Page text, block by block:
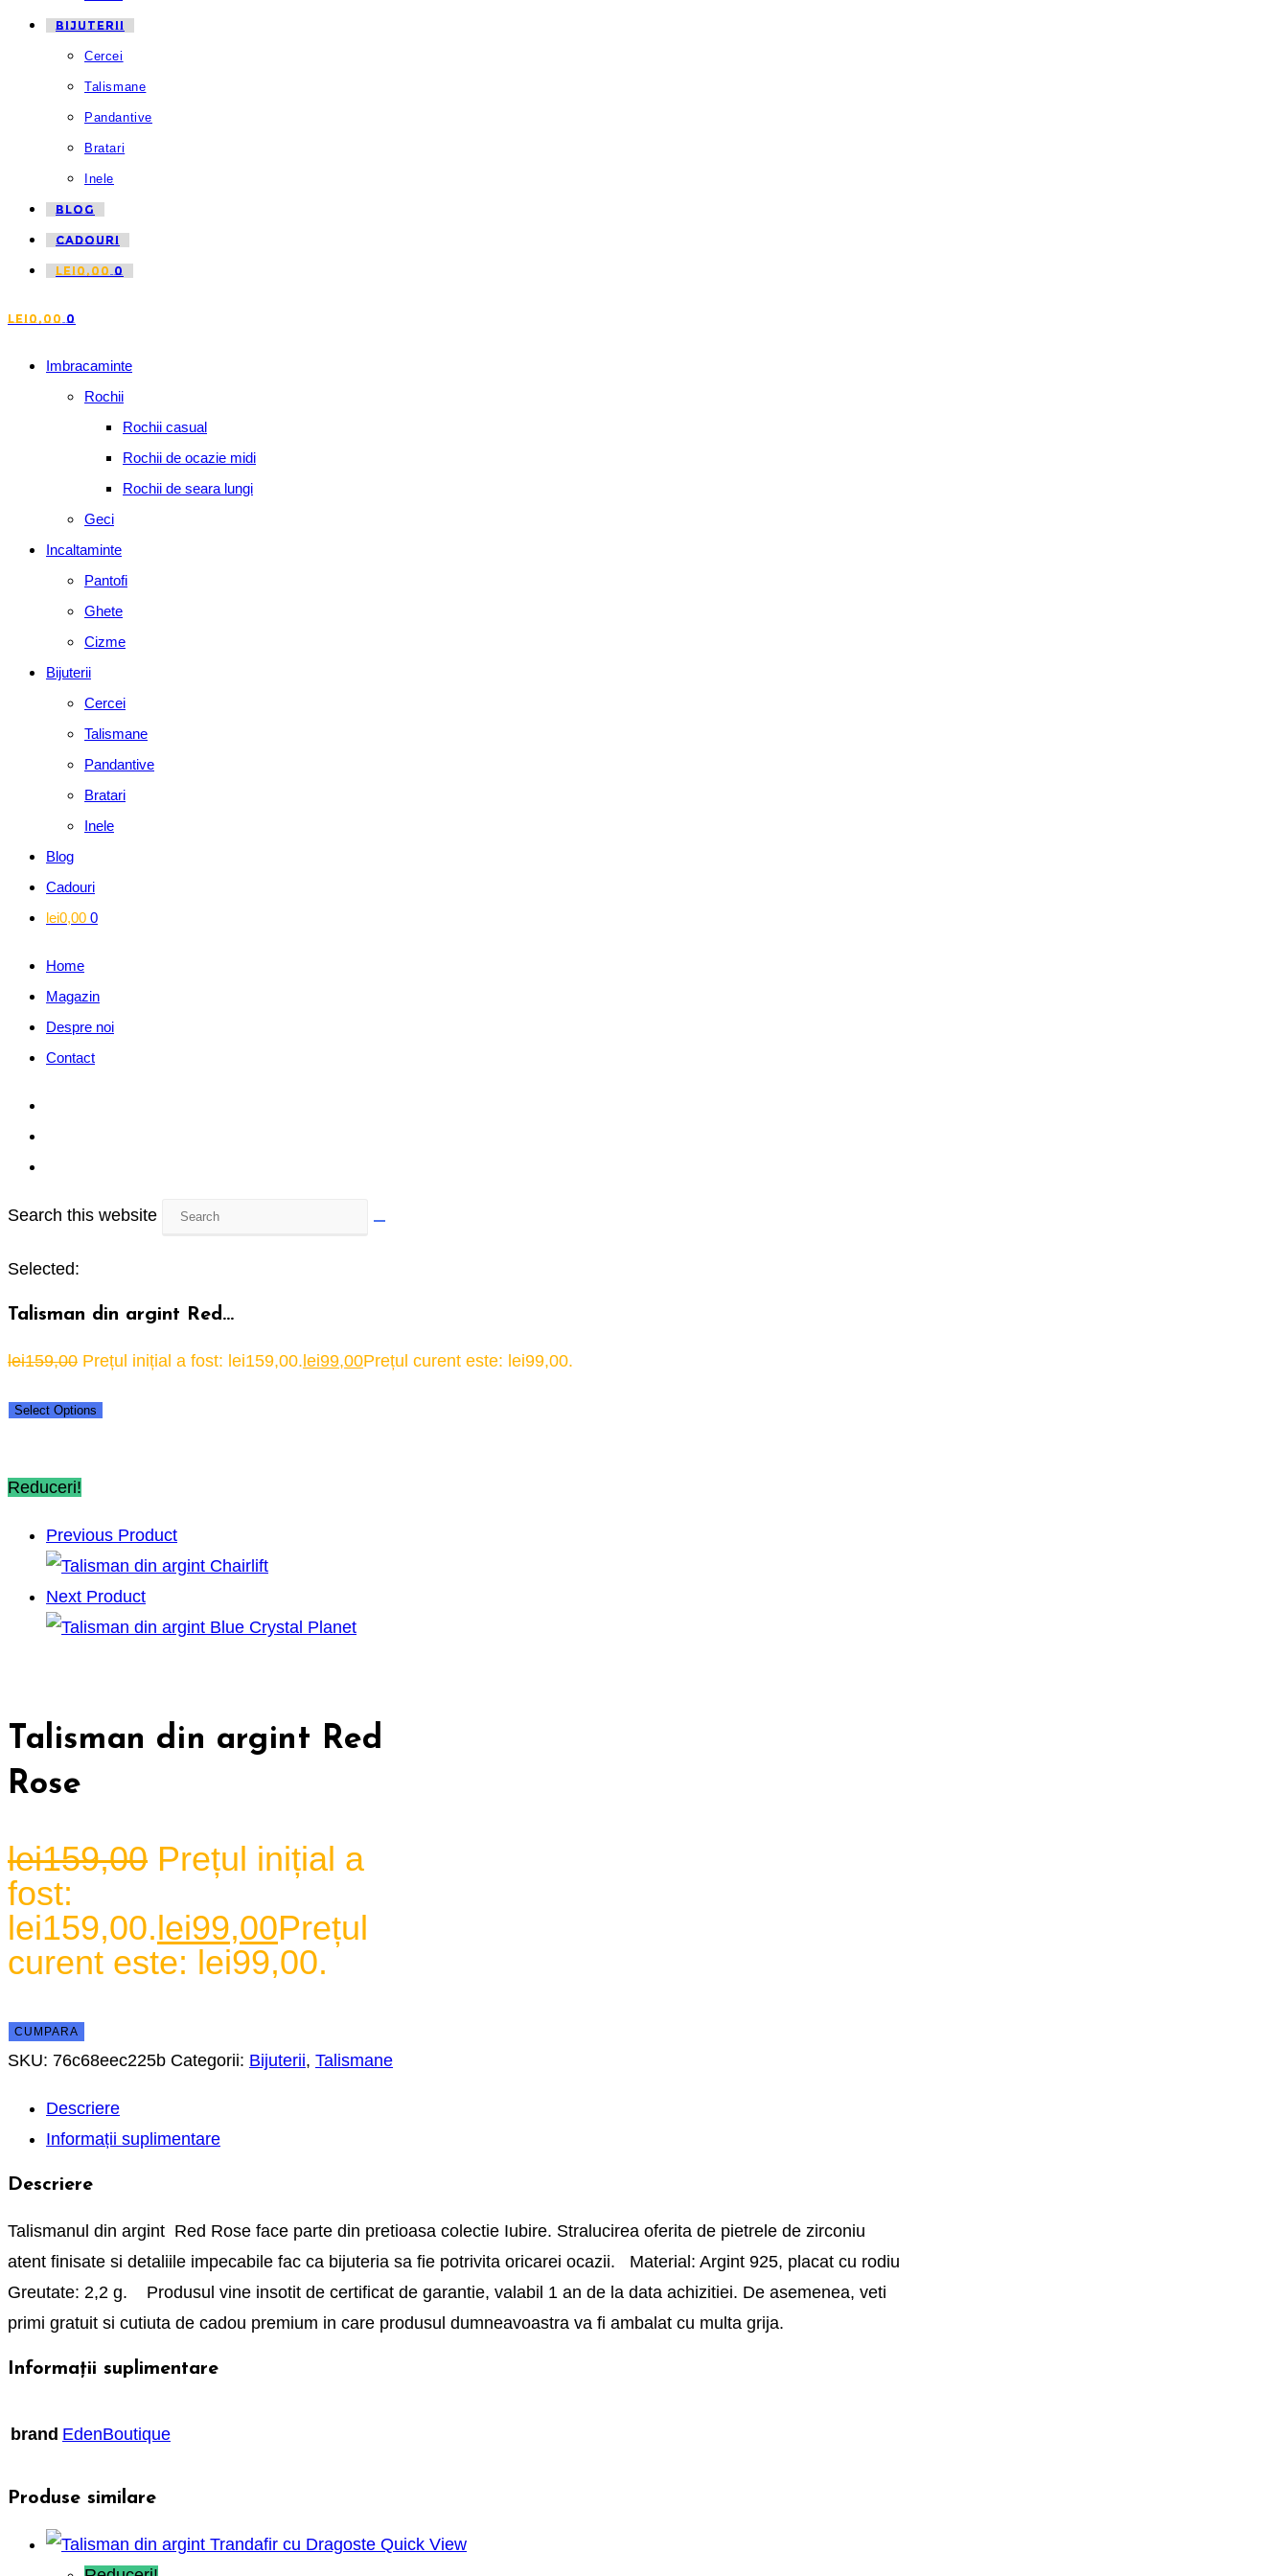
BIJUTERII
Cercei
Talismane
Pandantive
Bratari
Inele
BLOG
CADOURI
LEI0,00 0
LEI0,00 0
Imbracaminte
Rochii
Rochii casual
Rochii de ocazie midi
Rochii de seara lungi
Geci
Incaltaminte
Pantofi
Ghete
Cizme
Bijuterii
Cercei
Talismane
Pandantive
Bratari
Inele
Blog
Cadouri
lei0,00 0
Home
Magazin
Despre noi
Contact
Search this website
Selected:
Talisman din argint Red…
lei159,00 Prețul inițial a fost: lei159,00. lei99,00Prețul curent este: lei99,00.
Select Options
Reduceri!
Previous Product
Next Product
Talisman din argint Red
Rose
lei159,00 Prețul inițial a
fost:
lei159,00.lei99,00Prețul
curent este: lei99,00.
CUMPARA
SKU: 76c68eec225b Categorii: Bijuterii, Talismane
Descriere
Informații suplimentare
Descriere
Talismanul din argint Red Rose face parte din pretioasa colectie Iubire. Stralucirea oferita de pietrele de zirconiu
atent finisate si detaliile impecabile fac ca bijuteria sa fie potrivita oricarei ocazii. Material: Argint 925, placat cu rodiu
Greutate: 2,2 g. Produsul vine insotit de certificat de garantie, valabil 1 an de la data achizitiei. De asemenea, veti
primi gratuit si cutiuta de cadou premium in care produsul dumneavoastra va fi ambalat cu multa grija.
Informații suplimentare
brand EdenBoutique
Produse similare
Quick View